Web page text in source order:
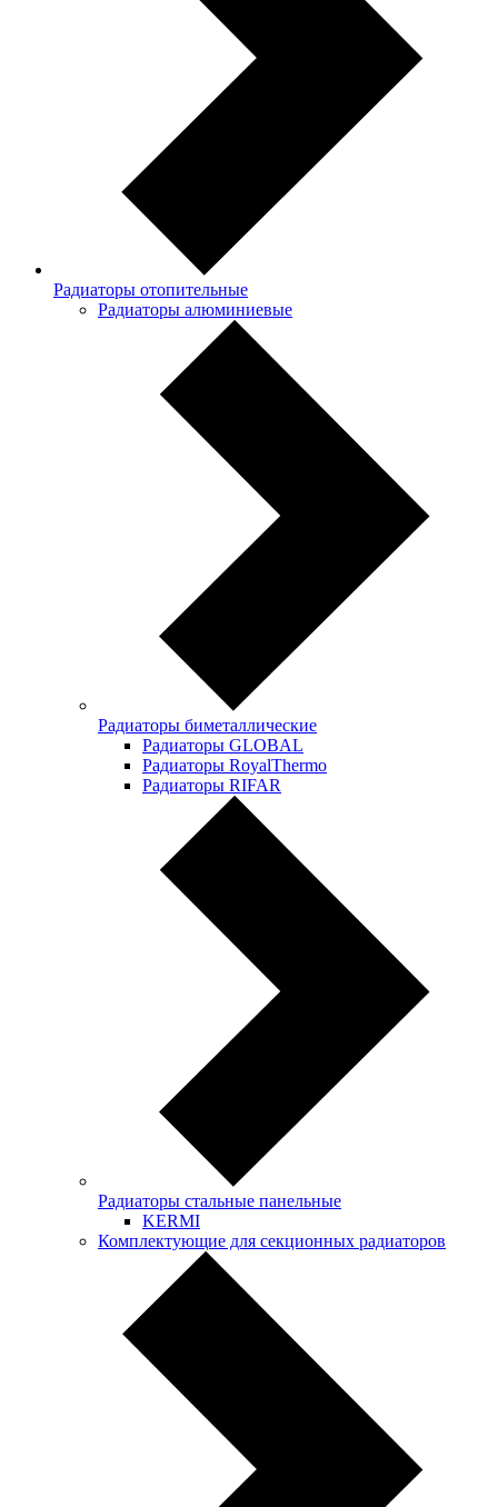
Радиаторы отопительные
Радиаторы алюминиевые
Радиаторы биметаллические
Радиаторы GLOBAL
Радиаторы RoyalThermo
Радиаторы RIFAR
Радиаторы стальные панельные
KERMI
Комплектующие для секционных радиаторов